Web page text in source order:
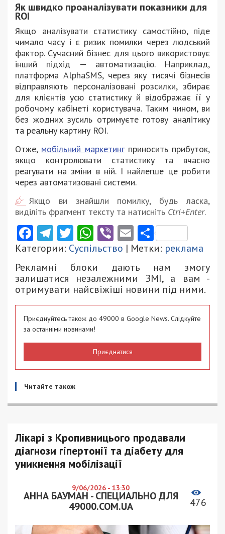
Як швидко проаналізувати показники для
ROI
Якщо аналізувати статистику самостійно, піде
чимало часу і є ризик помилки через людський
фактор. Сучасний бізнес для цього використовує
інший підхід — автоматизацію. Наприклад,
платформа AlphaSMS, через яку тисячі бізнесів
відправляють персоналізовані розсилки, збирає
для клієнтів усю статистику й відображає її у
робочому кабінеті користувача. Таким чином, ви
без жодних зусиль отримуєте готову аналітику
та реальну картину ROI.
Отже, мобільний маркетингприносить прибуток,
якщо контролювати статистику та вчасно
реагувати на зміни в ній. І найлегше це робити
через автоматизовані системи.
Якщо ви знайшли помилку, будь ласка,
виділіть фрагмент тексту та натисніть Ctrl+Enter.
Facebook
Telegram
Twitter
WhatsApp
ViberEmail
Категории: Суспільство | Метки: реклама
Рекламні блоки дають нам змогу
залишатися незалежними ЗМІ, а вам -
отримувати найсвіжіші новини під ними.
Приєднуйтесь також до 49000 в Google News. Слідкуйте
за останніми новинами!
Приєднатися
Читайте також
Лікарі з Кропивницього продавали
діагнози гіпертонії та діабету для
уникнення мобілізації
9/06/2026 - 13:30
АННА БАУМАН - СПЕЦИАЛЬНО ДЛЯ
49000.COM.UA
476